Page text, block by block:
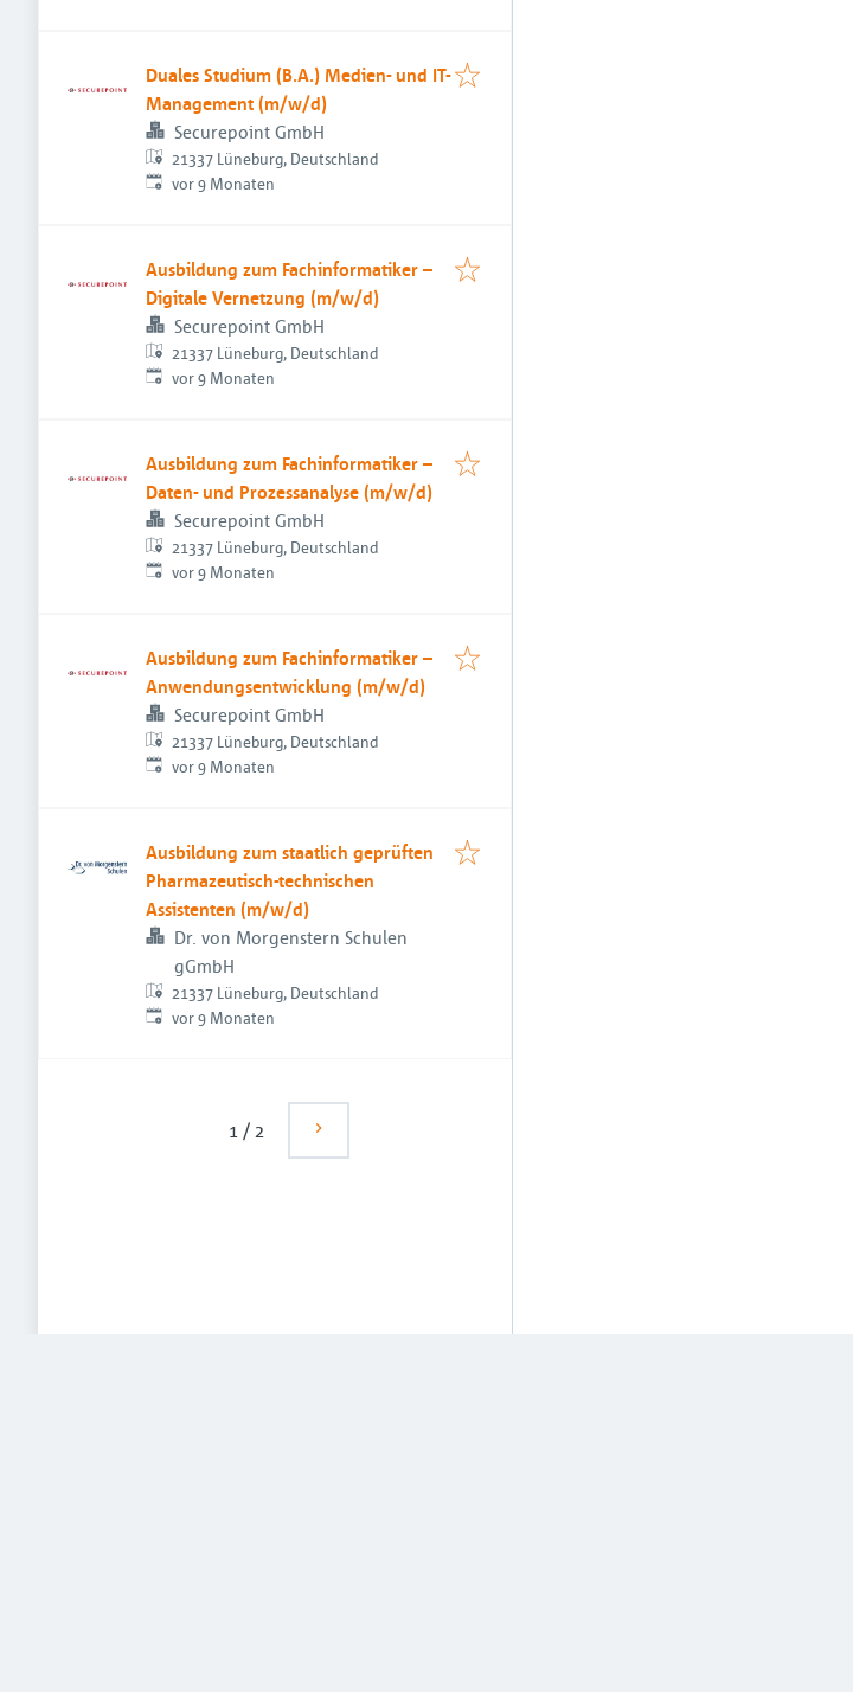
Duales Studium (B.A.) Medien- und IT-
Management (m/w/d)
Securepoint GmbH
21337 Lüneburg, Deutschland
Veröffentlicht:
vor 9 Monaten
Ausbildung zum Fachinformatiker –
Digitale Vernetzung (m/w/d)
Securepoint GmbH
21337 Lüneburg, Deutschland
Veröffentlicht:
vor 9 Monaten
Ausbildung zum Fachinformatiker –
Daten- und Prozessanalyse (m/w/d)
Securepoint GmbH
21337 Lüneburg, Deutschland
Veröffentlicht:
vor 9 Monaten
Ausbildung zum Fachinformatiker –
Anwendungsentwicklung (m/w/d)
Securepoint GmbH
21337 Lüneburg, Deutschland
Veröffentlicht:
vor 9 Monaten
Ausbildung zum staatlich geprüften
Pharmazeutisch-technischen
Assistenten (m/w/d)
Dr. von Morgenstern Schulen
gGmbH
21337 Lüneburg, Deutschland
Veröffentlicht:
vor 9 Monaten
1 / 2